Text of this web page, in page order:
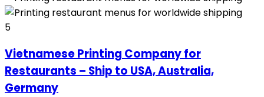
5
Vietnamese Printing Company for
Restaurants – Ship to USA, Australia,
Germany